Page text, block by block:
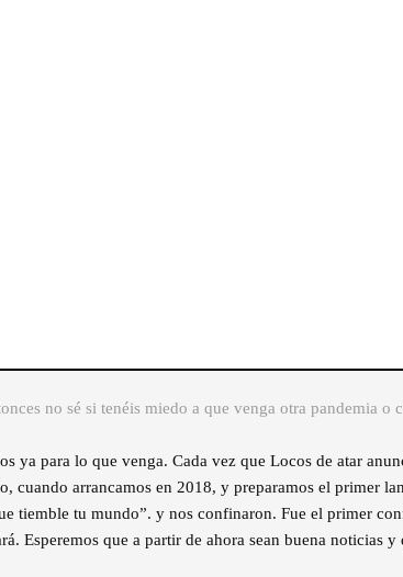
no sé si tenéis miedo a que venga otra pandemia o
ya para lo que venga. Cada vez que Locos de atar
cuando arrancamos en 2018, y preparamos el primer
tiemble tu mundo”. y nos confinaron. Fue el primer
Esperemos que a partir de ahora sean buena noticias